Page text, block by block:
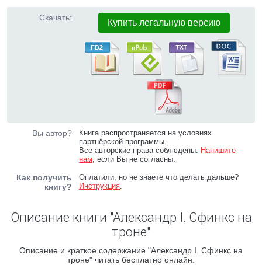
Скачать: Купить легальную версию
Вы автор?
Книга распространяется на условиях
партнёрской программы.
Все авторские права соблюдены. Напишите
нам, если Вы не согласны.
Как получить
книгу?
Оплатили, но не знаете что делать дальше?
Инструкция.
Описание книги "Александр I. Сфинкс на
троне"
Описание и краткое содержание "Александр I. Сфинкс на
троне" читать бесплатно онлайн.